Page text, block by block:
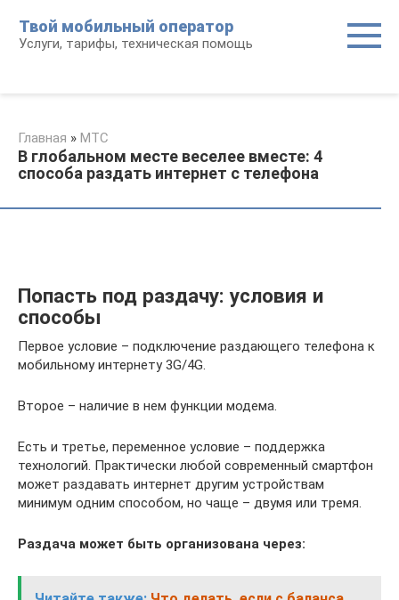
контенту
Твой мобильный оператор
Услуги, тарифы, техническая помощь
Главная » МТС
В глобальном месте веселее вместе: 4
способа раздать интернет с телефона
Попасть под раздачу: условия и
способы
Первое условие – подключение раздающего телефона к
мобильному интернету 3G/4G.
Второе – наличие в нем функции модема.
Есть и третье, переменное условие – поддержка
технологий. Практически любой современный смартфон
может раздавать интернет другим устройствам
минимум одним способом, но чаще – двумя или тремя.
Раздача может быть организована через: